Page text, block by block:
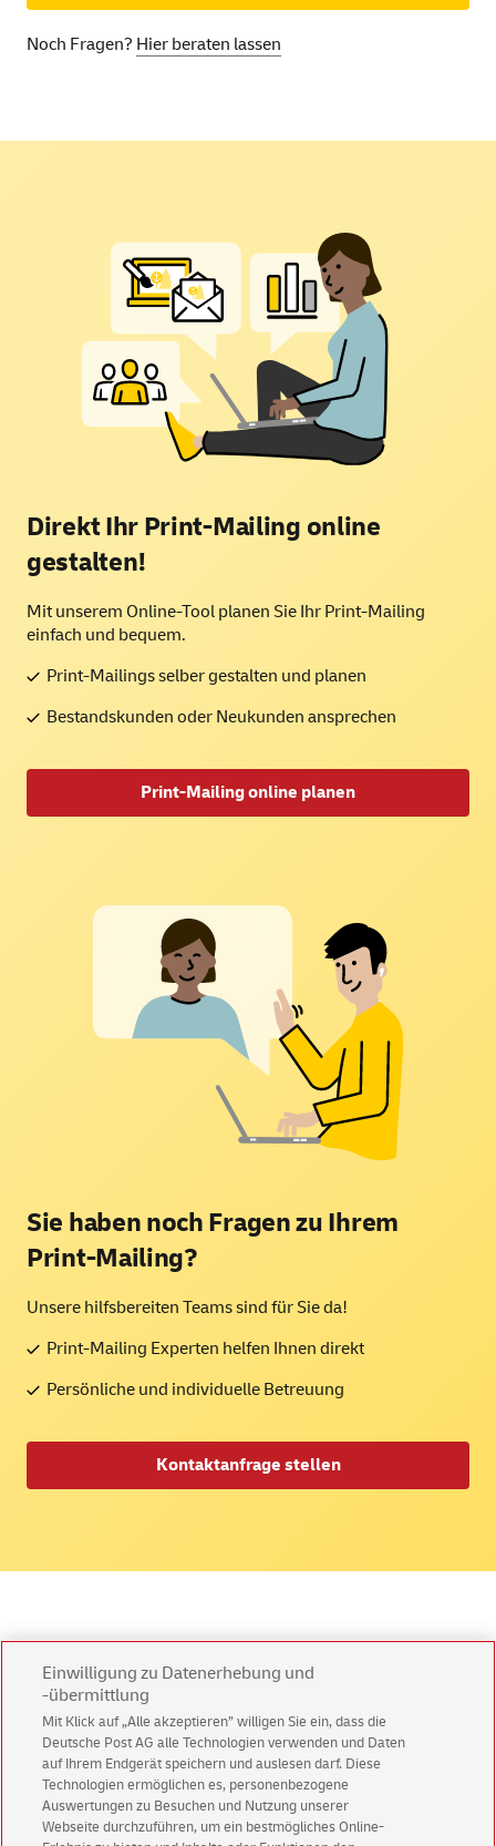
Noch Fragen? Hier beraten lassen
Direkt Ihr Print-Mailing online
gestalten!
Mit unserem Online-Tool planen Sie Ihr Print-Mailing
einfach und bequem.
Print-Mailings selber gestalten und planen
Bestandskunden oder Neukunden ansprechen
Print-Mailing online planen
Sie haben noch Fragen zu Ihrem
Print-Mailing?
Unsere hilfsbereiten Teams sind für Sie da!
Print-Mailing Experten helfen Ihnen direkt
Persönliche und individuelle Betreuung
Kontaktanfrage stellen
Häufig gestellte Fragen (FAQ)
Haben Sie noch Fragen? Hier finden Sie
Antworten.
Wann muss man sich bei den Online-Services
Einwilligung zu Datenerhebung und
-übermittlung
Mit Klick auf „Alle akzeptieren” willigen Sie ein, dass die
Deutsche Post AG alle Technologien verwenden und Daten
auf Ihrem Endgerät speichern und auslesen darf. Diese
Technologien ermöglichen es, personenbezogene
Auswertungen zu Besuchen und Nutzung unserer
Webseite durchzuführen, um ein bestmögliches Online-